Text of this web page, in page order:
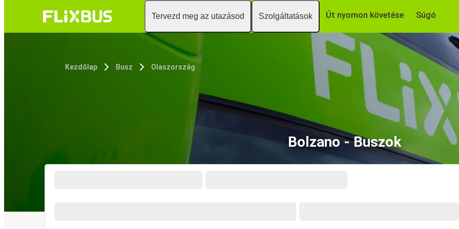
Tervezd meg az utazásod Szolgáltatások Út nyomon követése Súgó
Kezdőlap Busz Olaszország
Bolzano - Buszok